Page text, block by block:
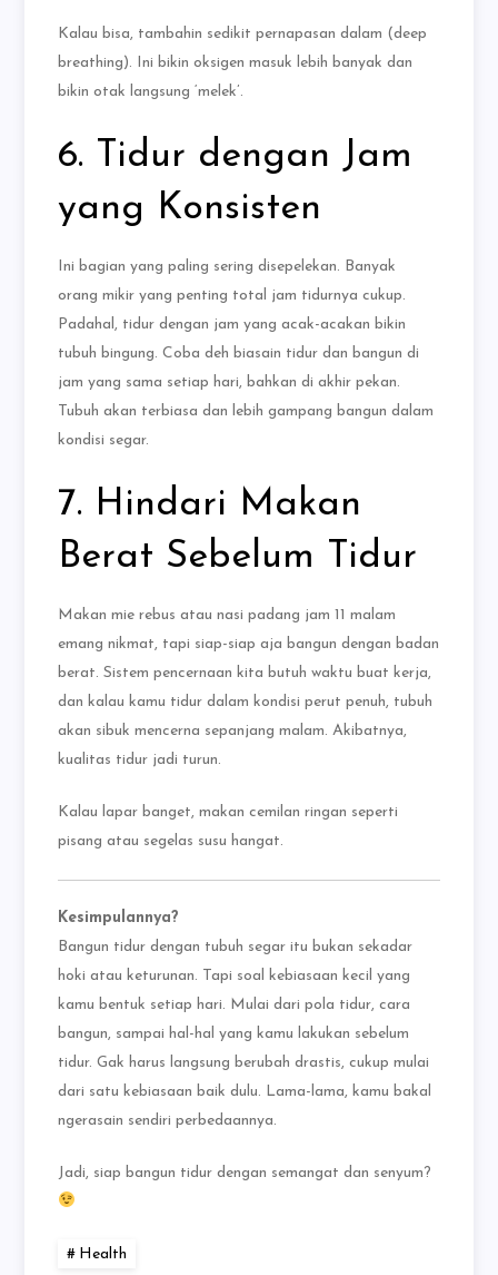
Kalau bisa, tambahin sedikit pernapasan dalam (deep
breathing). Ini bikin oksigen masuk lebih banyak dan
bikin otak langsung ‘melek’.
6. Tidur dengan Jam
yang Konsisten
Ini bagian yang paling sering disepelekan. Banyak
orang mikir yang penting total jam tidurnya cukup.
Padahal, tidur dengan jam yang acak-acakan bikin
tubuh bingung. Coba deh biasain tidur dan bangun di
jam yang sama setiap hari, bahkan di akhir pekan.
Tubuh akan terbiasa dan lebih gampang bangun dalam
kondisi segar.
7. Hindari Makan
Berat Sebelum Tidur
Makan mie rebus atau nasi padang jam 11 malam
emang nikmat, tapi siap-siap aja bangun dengan badan
berat. Sistem pencernaan kita butuh waktu buat kerja,
dan kalau kamu tidur dalam kondisi perut penuh, tubuh
akan sibuk mencerna sepanjang malam. Akibatnya,
kualitas tidur jadi turun.
Kalau lapar banget, makan cemilan ringan seperti
pisang atau segelas susu hangat.
Kesimpulannya?
Bangun tidur dengan tubuh segar itu bukan sekadar
hoki atau keturunan. Tapi soal kebiasaan kecil yang
kamu bentuk setiap hari. Mulai dari pola tidur, cara
bangun, sampai hal-hal yang kamu lakukan sebelum
tidur. Gak harus langsung berubah drastis, cukup mulai
dari satu kebiasaan baik dulu. Lama-lama, kamu bakal
ngerasain sendiri perbedaannya.
Jadi, siap bangun tidur dengan semangat dan senyum?
Health